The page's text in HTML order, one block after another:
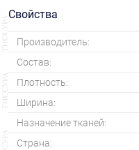
Свойства
Производитель:
Состав:
Плотность:
Ширина:
Назначение тканей:
Страна: